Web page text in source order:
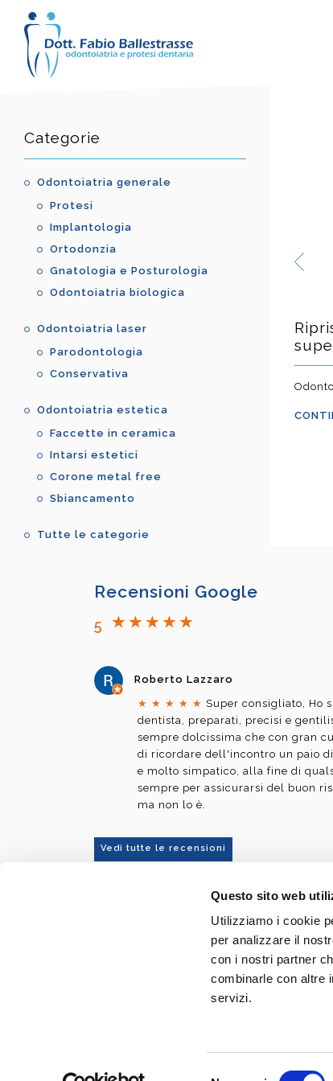
Questo sito web
Utilizziamo i cookie
per analizzare il
con i nostri partner
combinarle con altre
servizi.
Categorie
Odontoiatria generale
Protesi
Implantologia
Ortodonzia
Gnatologia e Posturologia
Odontoiatria biologica
Odontoiatria laser
Parodontologia
Conservativa
Odontoiatria estetica
Faccette in ceramica
Intarsi estetici
Corone metal free
Sbiancamento
Tutte le categorie
Recensioni Google
5
Roberto Lazzaro
★ ★ ★ ★ ★ Super consigliato, Ho
dentista, preparati, precisi e
sempre dolcissima che con gran
di ricordare dell'incontro un paio
e molto simpatico, alla fine di
sempre per assicurarsi del buon
ma non lo è.
Vedi tutte le recensioni
Dott. Fabio Ballestrasse
20842 - Besana Brianza (MB)